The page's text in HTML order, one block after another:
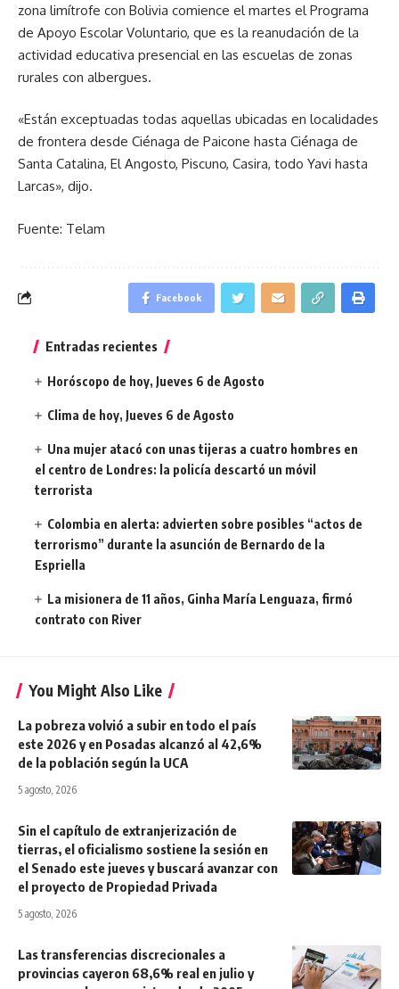
zona limítrofe con Bolivia comience el martes el Programa
de Apoyo Escolar Voluntario, que es la reanudación de la
actividad educativa presencial en las escuelas de zonas
rurales con albergues.
«Están exceptuadas todas aquellas ubicadas en localidades
de frontera desde Ciénaga de Paicone hasta Ciénaga de
Santa Catalina, El Angosto, Piscuno, Casira, todo Yavi hasta
Larcas», dijo.
Fuente: Telam
Facebook
Entradas recientes
Horóscopo de hoy, Jueves 6 de Agosto
Clima de hoy, Jueves 6 de Agosto
Una mujer atacó con unas tijeras a cuatro hombres en
el centro de Londres: la policía descartó un móvil
terrorista
Colombia en alerta: advierten sobre posibles “actos de
terrorismo” durante la asunción de Bernardo de la
Espriella
La misionera de 11 años, Ginha María Lenguaza, firmó
contrato con River
You Might Also Like
La pobreza volvió a subir en todo el país
este 2026 y en Posadas alcanzó al 42,6%
de la población según la UCA
5 agosto, 2026
Sin el capítulo de extranjerización de
tierras, el oficialismo sostiene la sesión en
el Senado este jueves y buscará avanzar con
el proyecto de Propiedad Privada
5 agosto, 2026
Las transferencias discrecionales a
provincias cayeron 68,6% real en julio y